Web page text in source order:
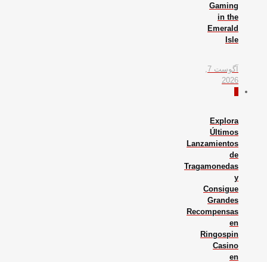
Gaming
in the
Emerald
Isle
2026
Explora
Últimos
Lanzamientos
de
Tragamonedas
y
Consigue
Grandes
Recompensas
en
Ringospin
Casino
en